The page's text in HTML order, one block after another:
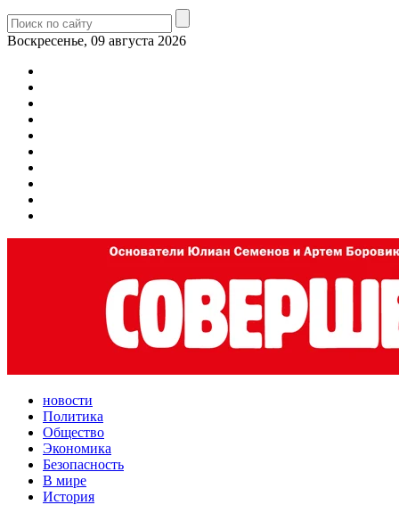
Воскресенье, 09 августа 2026
новости
Политика
Общество
Экономика
Безопасность
В мире
История